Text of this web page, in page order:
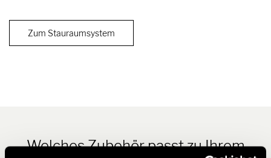
Zum Stauraumsystem
Welches Zubehör passt zu Ihrem